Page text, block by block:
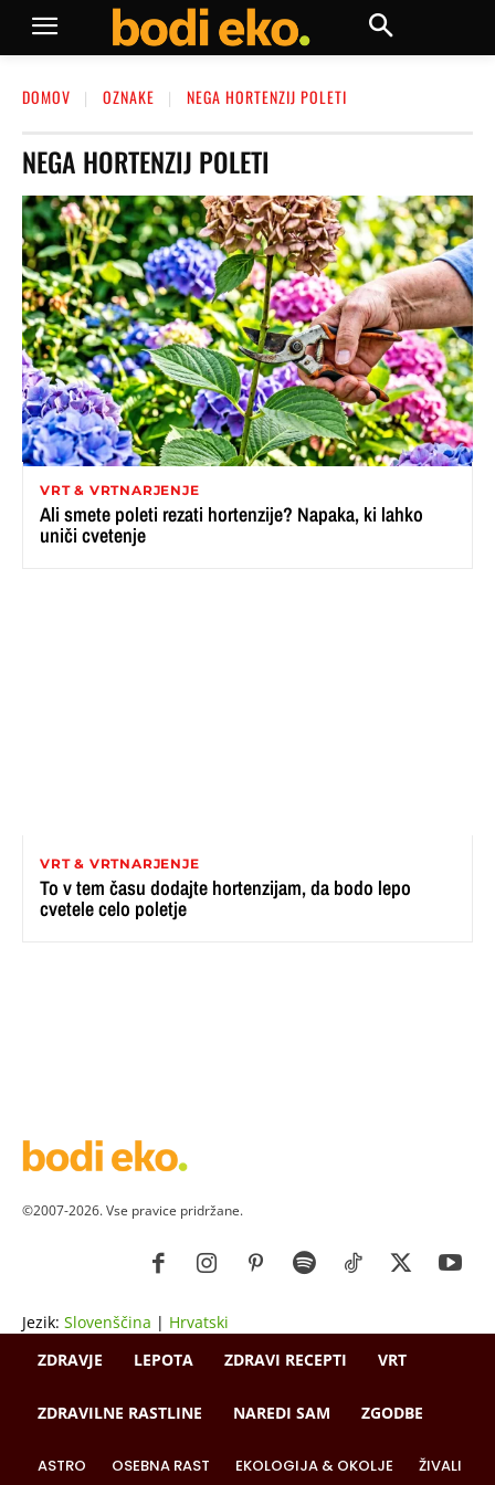
DOMOV OZNAKE NEGA HORTENZIJ POLETI
NEGA HORTENZIJ POLETI
VRT & VRTNARJENJE
Ali smete poleti rezati hortenzije? Napaka, ki lahko
uniči cvetenje
VRT & VRTNARJENJE
To v tem času dodajte hortenzijam, da bodo lepo
cvetele celo poletje
©2007-2026. Vse pravice pridržane.
Jezik: Slovenščina | Hrvatski
ZDRAVJE
LEPOTA ZDRAVI RECEPTI VRT
ZDRAVILNE RASTLINE NAREDI SAM ZGODBE
ASTRO OSEBNA RAST EKOLOGIJA & OKOLJE ŽIVALI